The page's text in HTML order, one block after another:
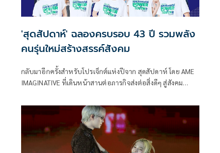
'สุดสัปดาห์' ฉลองครบรอบ 43 ปี รวมพลัง
คนรุ่นใหม่สร้างสรรค์สังคม
กลับมาอีกครั้งสำหรับโปรเจ็กต์แห่งปีจาก สุดสัปดาห์ โดย AME
IMAGINATIVE ที่เดินหน้าสานต่อภารกิจส่งต่อสิ่งดีๆ สู่สังคม
สัปดาห์คนหล่อขอทำดี ปี 19” ซึ่งในปีนี้มาในคอนเซ็ปต์ที่เต็ม
เปี่ยมไปด้วยพลัง และแรงบันดาลใจของคนรุ่นใหม่ อย่าง
“Power of Youth”